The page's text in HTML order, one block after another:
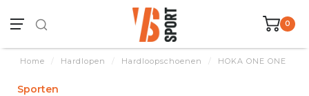
0
Home / Hardlopen / Hardloopschoenen / HOKA ONE ONE
Sporten